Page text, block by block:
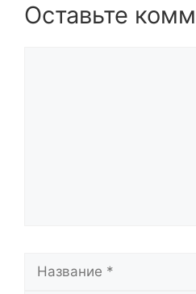
Оставьте